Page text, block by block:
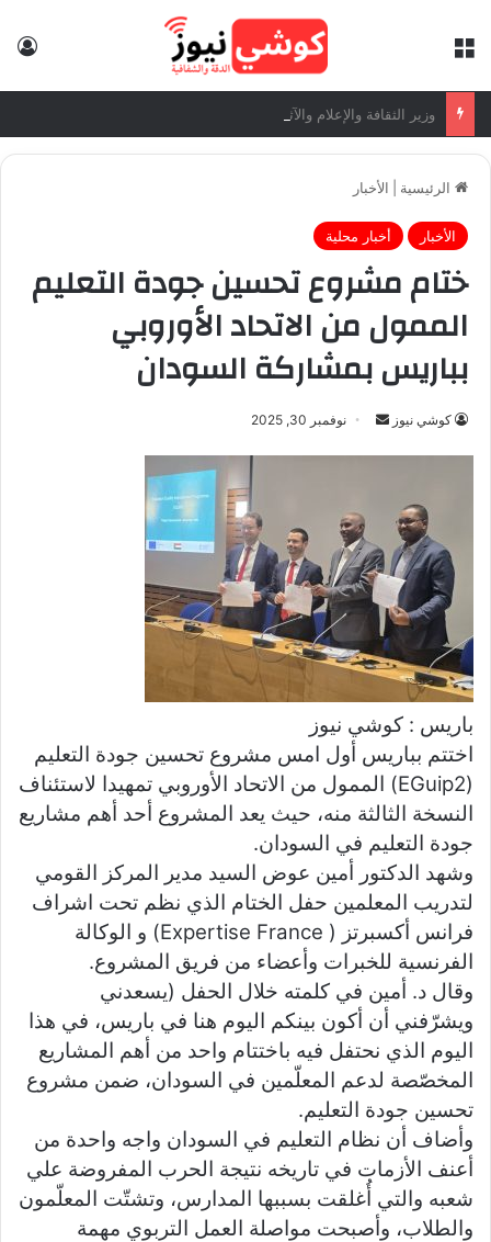
الرئيسية الأخبار
الأخبار أخبار محلية
ختام مشروع تحسين جودة التعليم
الممول من الاتحاد الأوروبي
بباريس بمشاركة السودان
كوشي نيوز
ر
ي
د
إ
ت
ر
و
ن
ي
نوفمبر 30, 2025
باريس : كوشي نيوز
اختتم بباريس أول امس مشروع تحسين جودة التعليم
(EGuip2) الممول من الاتحاد الأوروبي تمهيدا لاستئناف
النسخة الثالثة منه، حيث يعد المشروع أحد أهم مشاريع
جودة التعليم في السودان.
وشهد الدكتور أمين عوض السيد مدير المركز القومي
لتدريب المعلمين حفل الختام الذي نظم تحت اشراف
فرانس أكسبرتز ( Expertise France) و الوكالة
الفرنسية للخبرات وأعضاء من فريق المشروع.
وقال د. أمين في كلمته خلال الحفل (يسعدني
ويشرّفني أن أكون بينكم اليوم هنا في باريس، في هذا
اليوم الذي نحتفل فيه باختتام واحد من أهم المشاريع
المخصّصة لدعم المعلّمين في السودان، ضمن مشروع
تحسين جودة التعليم.
وأضاف أن نظام التعليم في السودان واجه واحدة من
أعنف الأزمات في تاريخه نتيجة الحرب المفروضة علي
شعبه والتي أُغلقت بسببها المدارس، وتشتّت المعلّمون
والطلاب، وأصبحت مواصلة العمل التربوي مهمة